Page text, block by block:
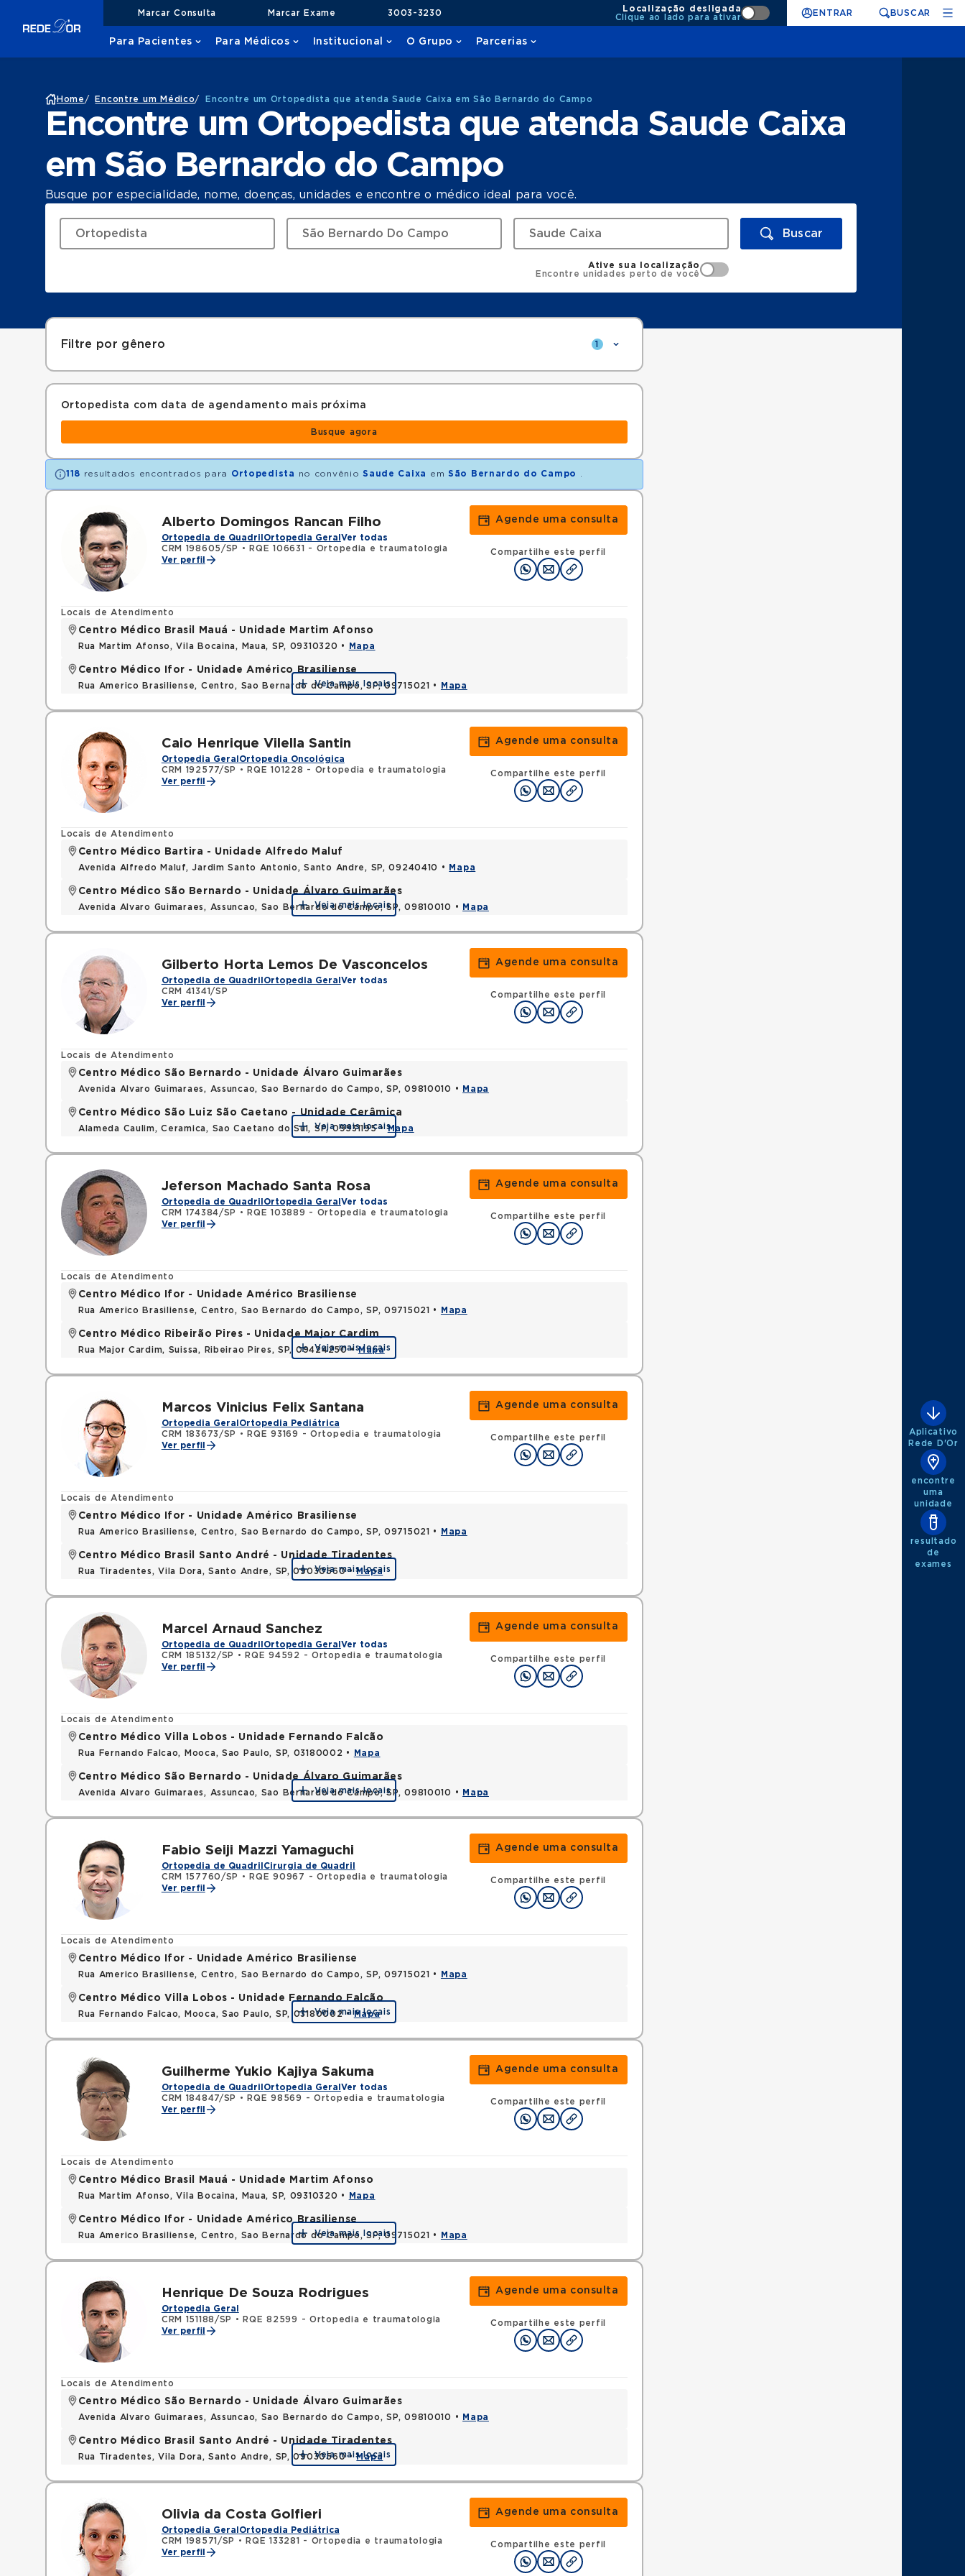
Marcar Consulta Marcar Exame 3003-3230
Localização desligada
Clique ao lado para ativar
ENTRAR BUSCAR
Para Pacientes Para Médicos Institucional O Grupo Parcerias
Home / Encontre um Médico/ Encontre um Ortopedista que atenda Saude Caixa em São Bernardo do Campo
Encontre um Ortopedista que atenda Saude Caixa
em São Bernardo do Campo
Busque por especialidade, nome, doenças, unidades e encontre o médico ideal para você.
Buscar
Ative sua localização
Encontre unidades perto de você
Filtre por gênero 1
Ortopedista com data de agendamento mais próxima
Busque agora
118 resultados encontrados para Ortopedista no convênio Saude Caixa em São Bernardo do Campo
Alberto Domingos Rancan Filho
Ortopedia de Quadril Ortopedia Geral Ver todas
CRM 198605/SP
•
RQE 106631 - Ortopedia e traumatologia
Ver perfil
Agende uma consulta
Compartilhe este perfil
Locais de Atendimento
Centro Médico Brasil Mauá - Unidade Martim Afonso
Rua Martim Afonso, Vila Bocaina, Maua, SP, 09310320 • Mapa
Centro Médico Ifor - Unidade Américo Brasiliense
Rua Americo Brasiliense, Centro, Sao Bernardo do Campo, SP, 09715021 • Mapa
Veja mais locais
Caio Henrique Vilella Santin
Ortopedia Geral Ortopedia Oncológica
CRM 192577/SP
•
RQE 101228 - Ortopedia e traumatologia
Ver perfil
Agende uma consulta
Compartilhe este perfil
Locais de Atendimento
Centro Médico Bartira - Unidade Alfredo Maluf
Avenida Alfredo Maluf, Jardim Santo Antonio, Santo Andre, SP, 09240410 • Mapa
Centro Médico São Bernardo - Unidade Álvaro Guimarães
Avenida Alvaro Guimaraes, Assuncao, Sao Bernardo do Campo, SP, 09810010 • Mapa
Veja mais locais
Gilberto Horta Lemos De Vasconcelos
Ortopedia de Quadril Ortopedia Geral Ver todas
CRM 41341/SP
Ver perfil
Agende uma consulta
Compartilhe este perfil
Locais de Atendimento
Centro Médico São Bernardo - Unidade Álvaro Guimarães
Avenida Alvaro Guimaraes, Assuncao, Sao Bernardo do Campo, SP, 09810010 • Mapa
Centro Médico São Luiz São Caetano - Unidade Cerâmica
Alameda Caulim, Ceramica, Sao Caetano do Sul, SP, 09531195 •Mapa
Veja mais locais
Jeferson Machado Santa Rosa
Ortopedia de Quadril Ortopedia Geral Ver todas
CRM 174384/SP
•
RQE 103889 - Ortopedia e traumatologia
Ver perfil
Agende uma consulta
Compartilhe este perfil
Locais de Atendimento
Centro Médico Ifor - Unidade Américo Brasiliense
Rua Americo Brasiliense, Centro, Sao Bernardo do Campo, SP, 09715021 • Mapa
Centro Médico Ribeirão Pires - Unidade Major Cardim
Rua Major Cardim, Suissa, Ribeirao Pires, SP, 09424250 •Mapa
Veja mais locais
Marcos Vinicius Felix Santana
Ortopedia Geral Ortopedia Pediátrica
CRM 183673/SP
•
RQE 93169 - Ortopedia e traumatologia
Ver perfil
Agende uma consulta
Compartilhe este perfil
Locais de Atendimento
Centro Médico Ifor - Unidade Américo Brasiliense
Rua Americo Brasiliense, Centro, Sao Bernardo do Campo, SP, 09715021 • Mapa
Centro Médico Brasil Santo André - Unidade Tiradentes
Rua Tiradentes, Vila Dora, Santo Andre, SP, 09030560 •Mapa
Veja mais locais
Marcel Arnaud Sanchez
Ortopedia de Quadril Ortopedia Geral Ver todas
CRM 185132/SP
•
RQE 94592 - Ortopedia e traumatologia
Ver perfil
Agende uma consulta
Compartilhe este perfil
Locais de Atendimento
Centro Médico Villa Lobos - Unidade Fernando Falcão
Rua Fernando Falcao, Mooca, Sao Paulo, SP, 03180002 • Mapa
Centro Médico São Bernardo - Unidade Álvaro Guimarães
Avenida Alvaro Guimaraes, Assuncao, Sao Bernardo do Campo, SP, 09810010 • Mapa
Veja mais locais
Fabio Seiji Mazzi Yamaguchi
Ortopedia de Quadril Cirurgia de Quadril
CRM 157760/SP
•
RQE 90967 - Ortopedia e traumatologia
Ver perfil
Agende uma consulta
Compartilhe este perfil
Locais de Atendimento
Centro Médico Ifor - Unidade Américo Brasiliense
Rua Americo Brasiliense, Centro, Sao Bernardo do Campo, SP, 09715021 • Mapa
Centro Médico Villa Lobos - Unidade Fernando Falcão
Rua Fernando Falcao, Mooca, Sao Paulo, SP, 03180002 •Mapa
Veja mais locais
Guilherme Yukio Kajiya Sakuma
Ortopedia de Quadril Ortopedia Geral Ver todas
CRM 184847/SP
•
RQE 98569 - Ortopedia e traumatologia
Ver perfil
Agende uma consulta
Compartilhe este perfil
Locais de Atendimento
Centro Médico Brasil Mauá - Unidade Martim Afonso
Rua Martim Afonso, Vila Bocaina, Maua, SP, 09310320 • Mapa
Centro Médico Ifor - Unidade Américo Brasiliense
Rua Americo Brasiliense, Centro, Sao Bernardo do Campo, SP, 09715021 • Mapa
Veja mais locais
Henrique De Souza Rodrigues
Ortopedia Geral
CRM 151188/SP
•
RQE 82599 - Ortopedia e traumatologia
Ver perfil
Agende uma consulta
Compartilhe este perfil
Locais de Atendimento
Centro Médico São Bernardo - Unidade Álvaro Guimarães
Avenida Alvaro Guimaraes, Assuncao, Sao Bernardo do Campo, SP, 09810010 • Mapa
Centro Médico Brasil Santo André - Unidade Tiradentes
Rua Tiradentes, Vila Dora, Santo Andre, SP, 09030560 •Mapa
Veja mais locais
Olivia da Costa Golfieri
Ortopedia Geral Ortopedia Pediátrica
CRM 198571/SP
•
RQE 133281 - Ortopedia e traumatologia
Ver perfil
Agende uma consulta
Compartilhe este perfil
Aplicativo
Rede D'Or
encontre
uma
unidade
resultado
de
exames